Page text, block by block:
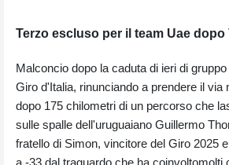
Terzo escluso per il team Uae
Malconcio dopo la caduta di ieri di
Giro d'Italia, rinunciando a prendere il
dopo 175 chilometri di un percorso che
sulle spalle dell'uruguaiano Guillermo
fratello di Simon, vincitore del Giro 2025